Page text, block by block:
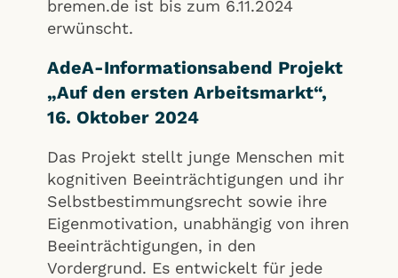
bremen.de ist bis zum 6.11.2024
erwünscht.
AdeA-Informationsabend Projekt
„Auf den ersten Arbeitsmarkt“,
16. Oktober 2024
Das Projekt stellt junge Menschen mit
kognitiven Beeinträchtigungen und ihr
Selbstbestimmungsrecht sowie ihre
Eigenmotivation, unabhängig von ihren
Beeinträchtigungen, in den
Vordergrund. Es entwickelt für jede